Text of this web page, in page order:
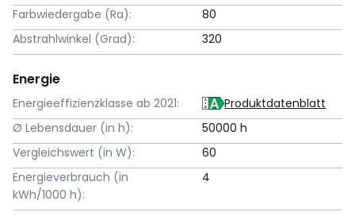
Farbwiedergabe (Ra):
80
Abstrahlwinkel (Grad):
320
Energie
Energieeffizienzklasse ab 2021:
Produktdatenblatt
Ø Lebensdauer (in h):
50000 h
Vergleichswert (in W):
60
Energieverbrauch (in
kWh/1000 h):
4